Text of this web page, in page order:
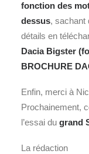
fonction des
dessus, sachant
détails en
Dacia Bigster
BROCHURE
Enfin, merci à
Prochainement,
l’essai du grand
La rédaction